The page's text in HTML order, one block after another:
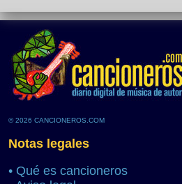
© 2026 CANCIONEROS.COM
Notas legales
• Qué es cancioneros